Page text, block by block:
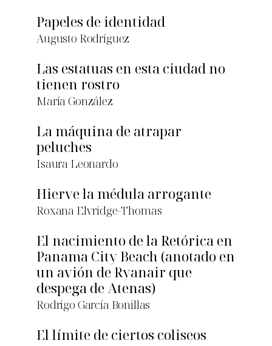
Papeles de identidad
Augusto Rodríguez
Las estatuas en esta ciudad no
tienen rostro
María González
La máquina de atrapar
peluches
Isaura Leonardo
Hierve la médula arrogante
Roxana Elvridge-Thomas
El nacimiento de la Retórica en
Panama City Beach (anotado en
un avión de Ryanair que
despega de Atenas)
Rodrigo García Bonillas
El límite de ciertos coliseos